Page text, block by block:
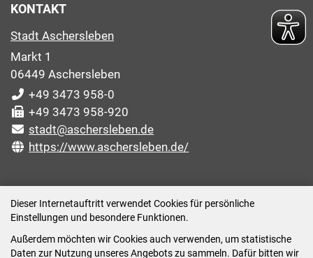
Dieser Internetauftritt verwendet Cookies für persönliche
Einstellungen und besondere Funktionen.
Außerdem möchten wir Cookies auch verwenden, um statistische
Daten zur Nutzung unseres Angebots zu sammeln. Dafür bitten wir
KONTAKT
Stadt Aschersleben
Markt 1
06449 Aschersleben
+49 3473 958-0
+49 3473 958-920
stadt@aschersleben.de
https://www.aschersleben.de/
Montag: 09:00-12:00 /14:00-15:00 Uhr
Dienstag: 09:00-12:00 /14:00-16:00 Uhr